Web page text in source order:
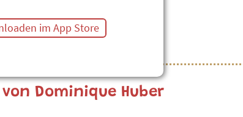
Dominique Huber
im App Store